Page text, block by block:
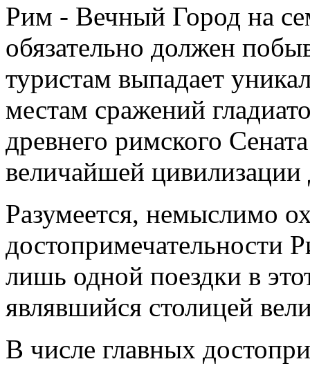
Рим - Вечный Город на
обязательно должен
туристам выпадает
местам сражений
древнего римского
величайшей цивилизации
Разумеется, немыслимо
достопримечательности
лишь одной поездки в
являвшийся столицей
В числе главных